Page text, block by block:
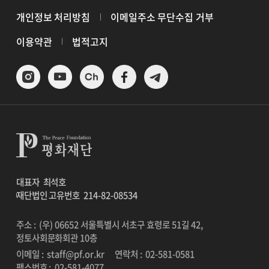
개인정보 처리방침
이메일주소 무단수집 거부
이용약관
법적고지
대표자 최석호
재단법인 고유번호214-82-08534
주소 : (우) 06652 서울특별시 서초구 효령로 51길 42,
정토사회문화회관 10층
이메일 :staff@pf.or.kr 연락처 :02-581-0581